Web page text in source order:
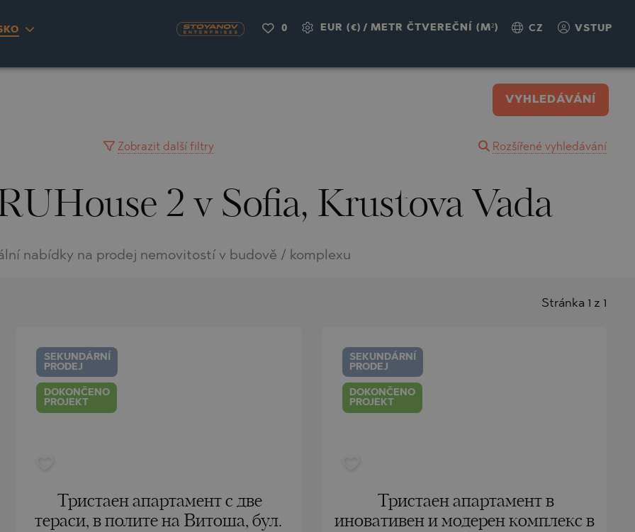
AND
AND
0 EUR (€) / METR ČTVEREČNÍ (M²) CZ VSTUP
VYHLEDÁVÁNÍ
Zobrazit další filtry Rozšířené vyhledávání
2 v Sofia, Krustova Vada
nabídky na prodej nemovitostí v budově / komplexu
Stránka 1 z 1
SEKUNDÁRNÍ
PRODEJ
DOKONČENO
PROJEKT
Тристаен апартамент с две
тераси, в полите на Витоша, бул.
SEKUNDÁRNÍ
PRODEJ
DOKONČENO
PROJEKT
Тристаен апартамент в
иновативен и модерен комплекс в